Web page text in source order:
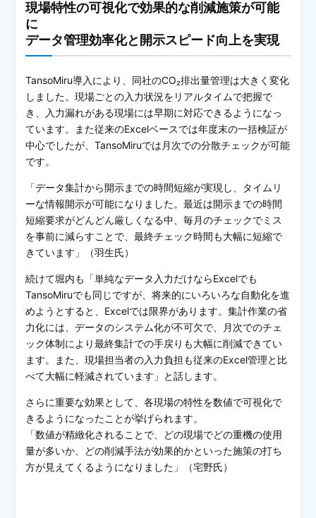
現場特性の可視化で効果的な削減施策が可能
に
データ管理効率化と開示スピード向上を実現
TansoMiru導入により、同社のCO₂排出量管理は大きく変化
しました。現場ごとの入力状況をリアルタイムで把握で
き、入力漏れがある現場には早期に対応できるようになっ
ています。また従来のExcelベースでは年度末の一括検証が
中心でしたが、TansoMiruでは月次での分散チェックが可能
です。
「データ集計から開示までの時間短縮が実現し、タイムリ
ーな情報開示が可能になりました。最近は開示までの時間
短縮要求がどんどん厳しくなる中、毎月のチェックでミス
を事前に減らすことで、最終チェック時間も大幅に短縮で
きています」（羽生氏）
続けて堀内も「単純なデータ入力だけならExcelでも
TansoMiruでも同じですが、将来的にいろいろな自動化を進
めようとすると、Excelでは限界があります。集計作業の省
力化には、データのシステム化が不可欠で、月次でのチェ
ック体制により最終集計での手戻りも大幅に削減できてい
ます。また、現場担当者の入力負担も従来のExcel管理と比
べて大幅に軽減されています」と話します。
さらに重要な効果として、各現場の特性を数値で可視化で
きるようになったことが挙げられます。
「数値が精緻化されることで、どの現場でどの重機の使用
量が多いか、どの削減手法が効果的かといった施策の打ち
方が見えてくるようになりました」（宅野氏）